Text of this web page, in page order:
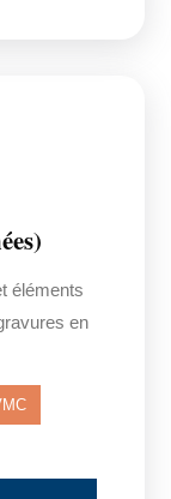
éléments
en